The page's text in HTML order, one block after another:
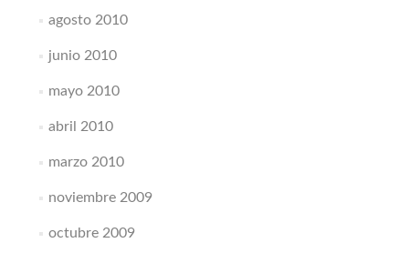
agosto 2010
junio 2010
mayo 2010
abril 2010
marzo 2010
noviembre 2009
octubre 2009